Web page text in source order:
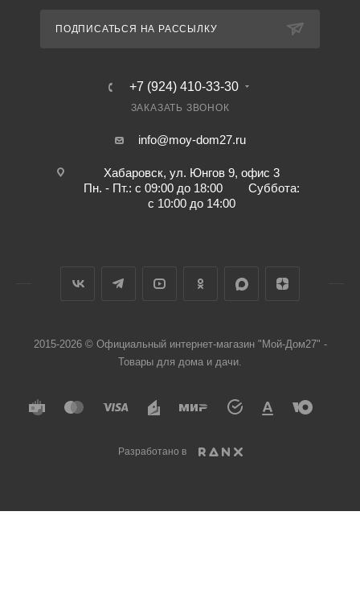
ПОДПИСАТЬСЯ НА РАССЫЛКУ
+7 (924) 410-33-30
ЗАКАЗАТЬ ЗВОНОК
info@moy-dom27.ru
Хабаровск, ул. Юнгов 9, офис 3
Пн. - Пт.: с 09:00 до 18:00 Суббота:
с 10:00 до 14:00
2015-2026 © Официальный интернет-магазин "Мой-Дом27" -
Товары для дома и дачи.
Разработано в